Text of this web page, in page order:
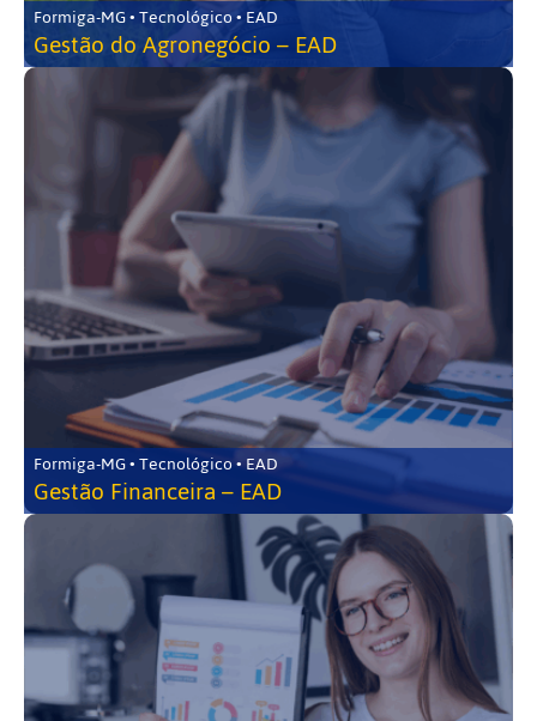
Formiga-MG • Tecnológico • EAD
Gestão do Agronegócio – EAD
Formiga-MG • Tecnológico • EAD
Gestão Financeira – EAD